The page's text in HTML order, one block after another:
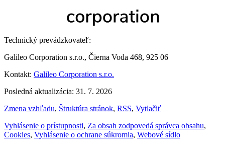
Technický prevádzkovateľ:
Galileo Corporation s.r.o., Čierna Voda 468, 925 06
Kontakt: Galileo Corporation s.r.o.
Posledná aktualizácia: 31. 7. 2026
Zmena vzhľadu, Štruktúra stránok, RSS, Vytlačiť
Vyhlásenie o prístupnosti, Za obsah zodpovedá správca obsahu,
Cookies, Vyhlásenie o ochrane súkromia, Webové sídlo